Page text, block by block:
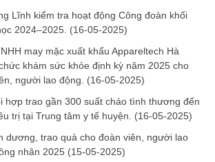
Lĩnh kiểm tra hoạt động Công đoàn khối
2024–2025. (16-05-2025)
may mặc xuất khẩu Appareltech Hà
khám sức khỏe định kỳ năm 2025 cho
người lao động. (16-05-2025)
hợp trao gần 300 suất cháo tình thương đến
trị tại Trung tâm y tế huyện. (16-05-2025)
dương, trao quà cho đoàn viên, người lao
nhân 2025 (15-05-2025)